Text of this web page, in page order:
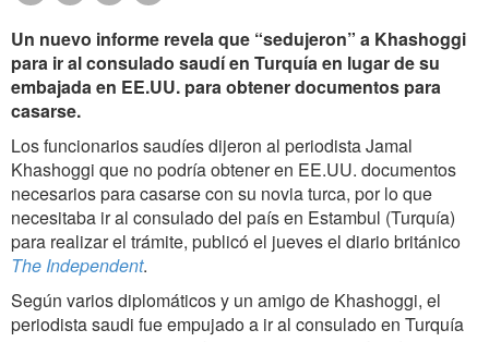
Un nuevo informe revela que “sedujeron” a Khashoggi
para ir al consulado saudí en Turquía en lugar de su
embajada en EE.UU. para obtener documentos para
casarse.
Los funcionarios saudíes dijeron al periodista Jamal
Khashoggi que no podría obtener en EE.UU. documentos
necesarios para casarse con su novia turca, por lo que
necesitaba ir al consulado del país en Estambul (Turquía)
para realizar el trámite, publicó el jueves el diario británico
The Independent.
Según varios diplomáticos y un amigo de Khashoggi, el
periodista saudi fue empujado a ir al consulado en Turquía